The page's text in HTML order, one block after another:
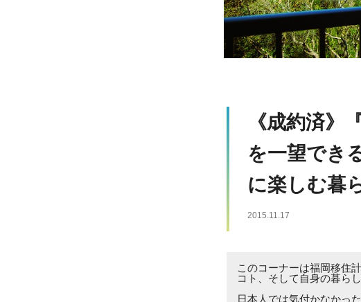
《成約済》
を一望でき
に楽しむ暮
2015.11.17
このコーナーは福岡移住
コト、そして自身の暮ら
日本人では気付かなかっ